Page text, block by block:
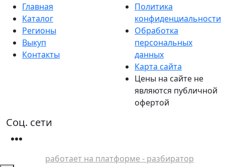
Главная
Каталог
Регионы
Выкуп
Контакты
Политика
конфиденциальности
Обработка
персональных
данных
Карта сайта
Цены на сайте не
являются публичной
офертой
Соц. сети
работает на платформе - разбиратор